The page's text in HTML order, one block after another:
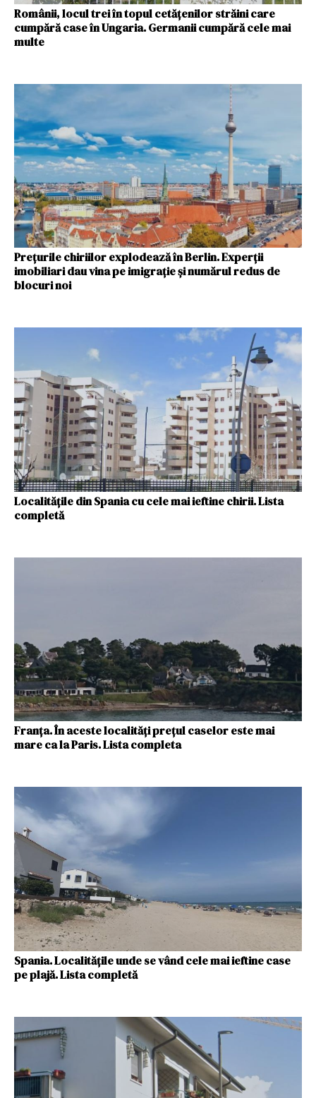
Românii, locul trei în topul cetățenilor străini care
cumpără case în Ungaria. Germanii cumpără cele mai
multe
Prețurile chiriilor explodează în Berlin. Experții
imobiliari dau vina pe imigrație și numărul redus de
blocuri noi
Localitățile din Spania cu cele mai ieftine chirii. Lista
completă
Franța. În aceste localități prețul caselor este mai
mare ca la Paris. Lista completa
Spania. Localitățile unde se vând cele mai ieftine case
pe plajă. Lista completă